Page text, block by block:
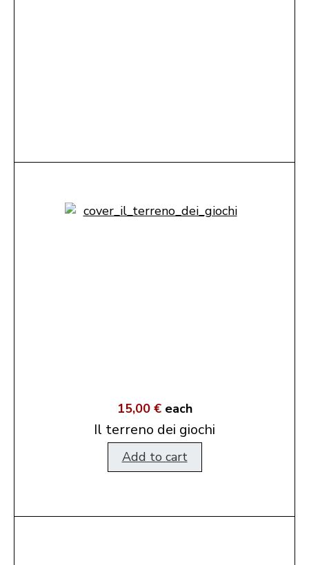
15,00 € each
Il terreno dei giochi
Add to cart